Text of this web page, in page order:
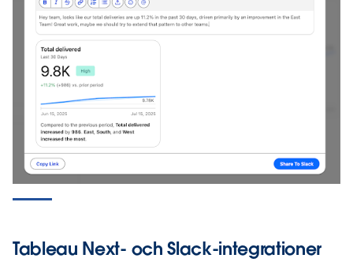
Tableau Next- och Slack-integrationer